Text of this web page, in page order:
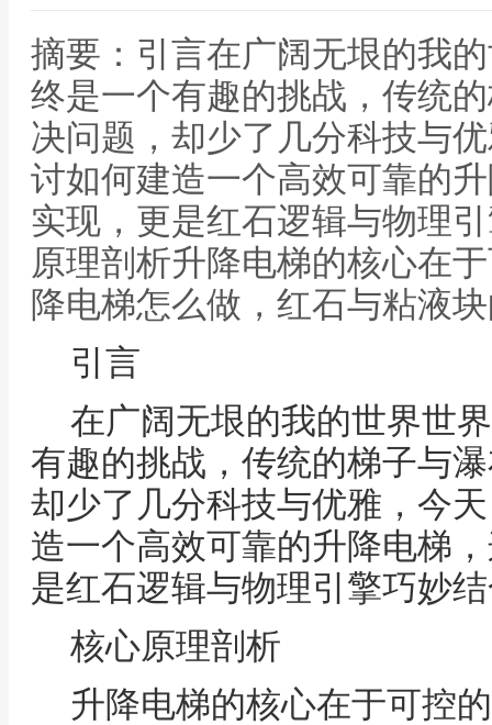
摘要：引言在广阔无垠的我
终是一个有趣的挑战，传统
决问题，却少了几分科技与
讨如何建造一个高效可靠的
实现，更是红石逻辑与物理
原理剖析升降电梯的核心在
降电梯怎么做，红石与粘液
引言
在广阔无垠的我的世界世
有趣的挑战，传统的梯子与
却少了几分科技与优雅，今
造一个高效可靠的升降电梯
是红石逻辑与物理引擎巧妙
核心原理剖析
升降电梯的核心在于可控